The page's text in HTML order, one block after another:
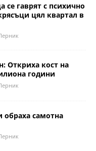
се гаврят с психично
цял квартал в
Откриха кост на
години
самотна